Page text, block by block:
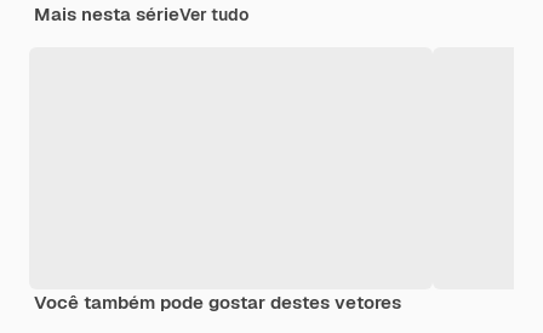
Mais nesta sérieVer tudo
Você também pode gostar destes vetores